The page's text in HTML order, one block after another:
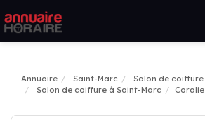
Annuaire Saint-Marc
Salon de coiffure
Salon de coiffure à Saint-Marc
Coralie